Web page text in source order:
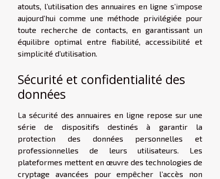
atouts, l’utilisation des annuaires en ligne s’impose
aujourd’hui comme une méthode privilégiée pour
toute recherche de contacts, en garantissant un
équilibre optimal entre fiabilité, accessibilité et
simplicité d’utilisation.
Sécurité et confidentialité des
données
La sécurité des annuaires en ligne repose sur une
série de dispositifs destinés à garantir la
protection des données personnelles et
professionnelles de leurs utilisateurs. Les
plateformes mettent en œuvre des technologies de
cryptage avancées pour empêcher l’accès non